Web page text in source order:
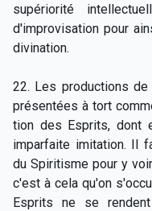
supériorité
d'improvisation pour
divination.
22. Les productions
présentées à tort
tion des Esprits, dont
imparfaite imitation. Il
du Spiritisme pour y
c'est à cela qu'on
Esprits ne se